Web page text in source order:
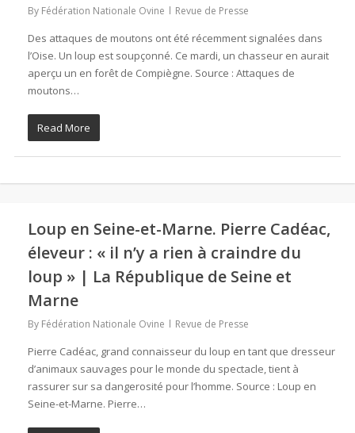
By Fédération Nationale Ovine Revue de Presse
Des attaques de moutons ont été récemment signalées dans
l’Oise. Un loup est soupçonné. Ce mardi, un chasseur en aurait
aperçu un en forêt de Compiègne. Source : Attaques de
moutons…
Read More
Loup en Seine-et-Marne. Pierre Cadéac,
éleveur : « il n’y a rien à craindre du
loup » | La République de Seine et
Marne
By Fédération Nationale Ovine Revue de Presse
Pierre Cadéac, grand connaisseur du loup en tant que dresseur
d’animaux sauvages pour le monde du spectacle, tient à
rassurer sur sa dangerosité pour l’homme. Source : Loup en
Seine-et-Marne. Pierre…